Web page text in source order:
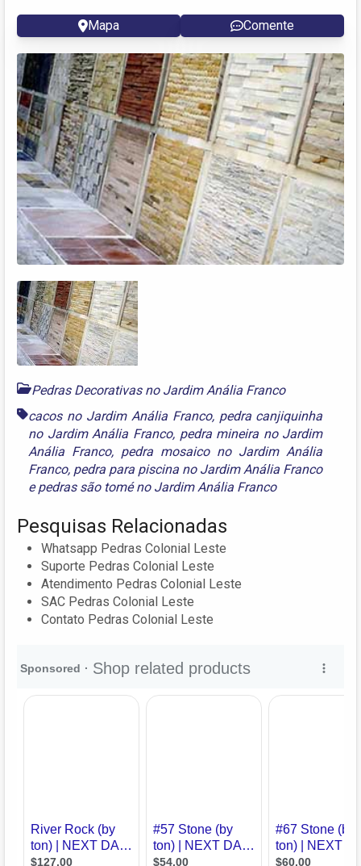
Mapa Comente
Pedras Decorativas no Jardim Anália Franco
cacos no Jardim Anália Franco, pedra canjiquinha
no Jardim Anália Franco, pedra mineira no Jardim
Anália Franco, pedra mosaico no Jardim Anália
Franco, pedra para piscina no Jardim Anália Franco
epedras são tomé no Jardim Anália Franco
Pesquisas Relacionadas
Whatsapp Pedras Colonial Leste
Suporte Pedras Colonial Leste
Atendimento Pedras Colonial Leste
SAC Pedras Colonial Leste
Contato Pedras Colonial Leste